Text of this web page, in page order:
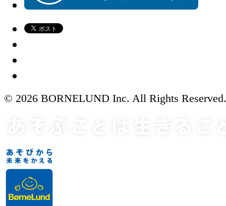
© 2026 BORNELUND Inc. All Rights Reserved.